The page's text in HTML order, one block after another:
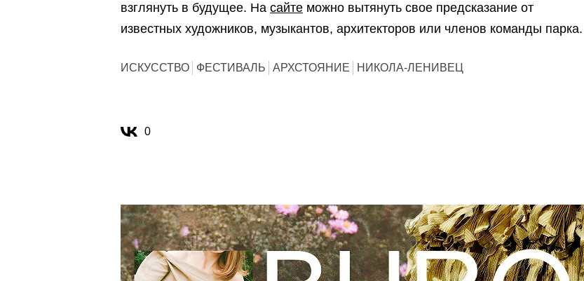
взглянуть в будущее. На сайте можно вытянуть свое предсказание от
известных художников, музыкантов, архитекторов или членов команды парка.
ИСКУССТВО ФЕСТИВАЛЬ АРХСТОЯНИЕ НИКОЛА-ЛЕНИВЕЦ
0